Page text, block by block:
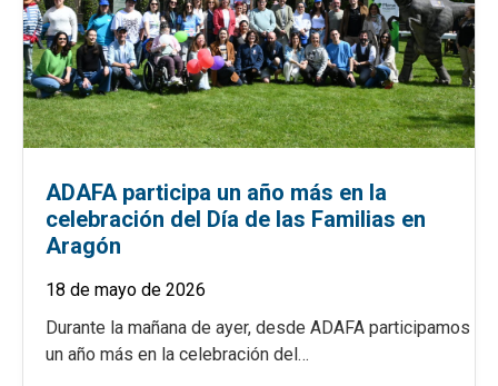
ADAFA participa un año más en la
celebración del Día de las Familias en
Aragón
18 de mayo de 2026
Durante la mañana de ayer, desde ADAFA participamos
un año más en la celebración del…